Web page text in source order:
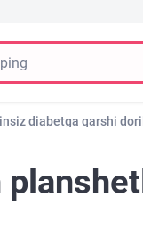
diabetga qarshi